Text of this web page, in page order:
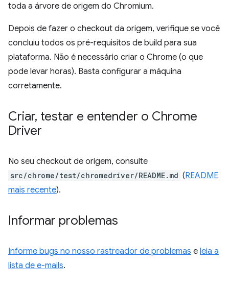
toda a árvore de origem do Chromium.
Depois de fazer o checkout da origem, verifique se você
concluiu todos os pré-requisitos de build para sua
plataforma. Não é necessário criar o Chrome (o que
pode levar horas). Basta configurar a máquina
corretamente.
Criar, testar e entender o Chrome
Driver
No seu checkout de origem, consulte
src/chrome/test/chromedriver/README.md (README
mais recente).
Informar problemas
Informe bugs no nosso rastreador de problemas e leia a
lista de e-mails.